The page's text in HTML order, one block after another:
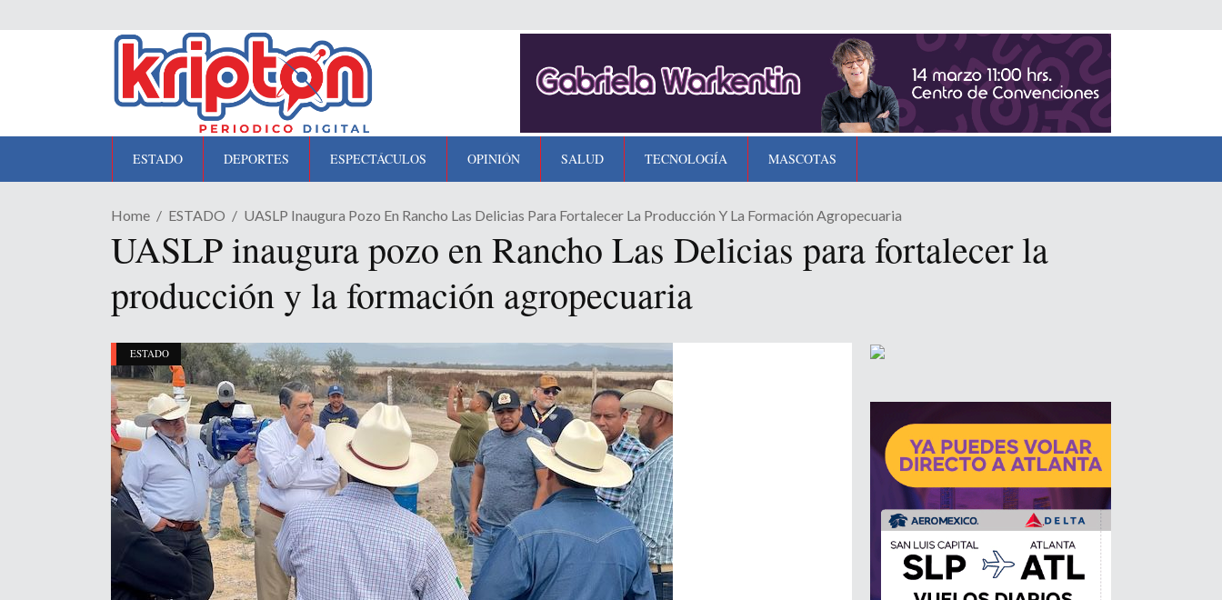
ESTADO DEPORTES ESPECTÁCULOS OPINIÓN SALUD TECNOLOGÍA MASCOTAS
Home ESTADO UASLP Inaugura Pozo En Rancho Las Delicias Para Fortalecer La Producción Y La Formación Agropecuaria
UASLP inaugura pozo en Rancho Las Delicias para fortalecer la
producción y la formación agropecuaria
ESTADO